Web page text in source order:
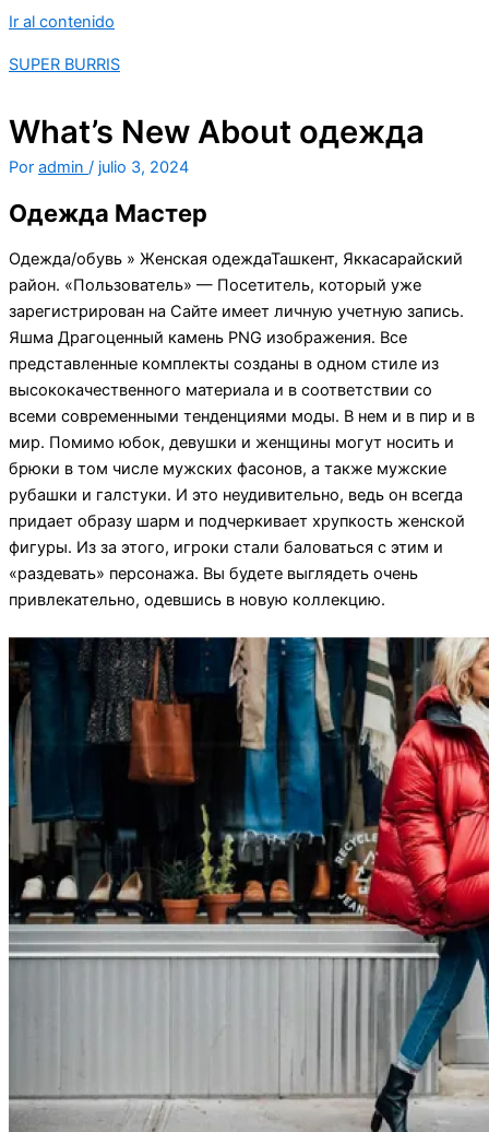
Ir al contenido
SUPER BURRIS
What’s New About одежда
Por admin / julio 3, 2024
Одежда Мастер
Одежда/обувь » Женская одеждаТашкент, Яккасарайский
район. «Пользователь» — Посетитель, который уже
зарегистрирован на Сайте имеет личную учетную запись.
Яшма Драгоценный камень PNG изображения. Все
представленные комплекты созданы в одном стиле из
высококачественного материала и в соответствии со
всеми современными тенденциями моды. В нем и в пир и в
мир. Помимо юбок, девушки и женщины могут носить и
брюки в том числе мужских фасонов, а также мужские
рубашки и галстуки. И это неудивительно, ведь он всегда
придает образу шарм и подчеркивает хрупкость женской
фигуры. Из за этого, игроки стали баловаться с этим и
«раздевать» персонажа. Вы будете выглядеть очень
привлекательно, одевшись в новую коллекцию.